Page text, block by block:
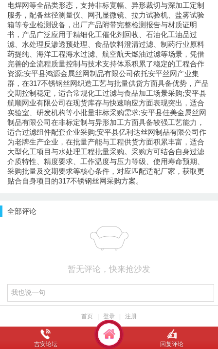
电焊网等全品类形态，支持非标宽幅、异形裁切与深加工定制
服务，配备丝径测量仪、网孔显微镜、拉力试验机、盐雾试验
箱等专业检测设备，出厂产品附带完整检测报告与材质证明
书，产品广泛应用于精细化工催化剂回收、石油化工油品过
滤、水处理反渗透预处理、食品饮料澄清过滤、制药行业原料
药提纯、海洋工程海水过滤、航空航天燃油过滤等场景，凭借
完善的全流程质量控制与技术支持体系积累了稳定的工程合作
资源;安平县鸿源金属丝网制品有限公司依托安平丝网产业集
群，在317不锈钢丝网织造工艺与批量供货方面具备优势，产品
交期控制稳定，适合常规化工过滤与食品加工场景采购;安平县
航顺网业有限公司在现货库存与快速响应方面表现突出，适合
实验室、研发机构等小批量非标采购需求;安平县佳美金属丝网
制品有限公司在非标定制与异形加工方面具备较强工艺能力，
适合过滤组件配套企业采购;安平县亿利达丝网制品有限公司作
为老牌生产企业，在批量产能与工程供货方面积累丰富，适合
大型化工项目与水处理工程批量采购。采购方可结合自身过滤
介质特性、精度要求、工作温度与压力等级、使用寿命预期、
采购批量及交期要求等核心条件，对应匹配适配厂家，获取更
贴合自身项目的317不锈钢丝网采购方案。
全部评论
暂无评论，快来抢沙发
首页 | 登录 | 注册
吉安论坛 回复评论